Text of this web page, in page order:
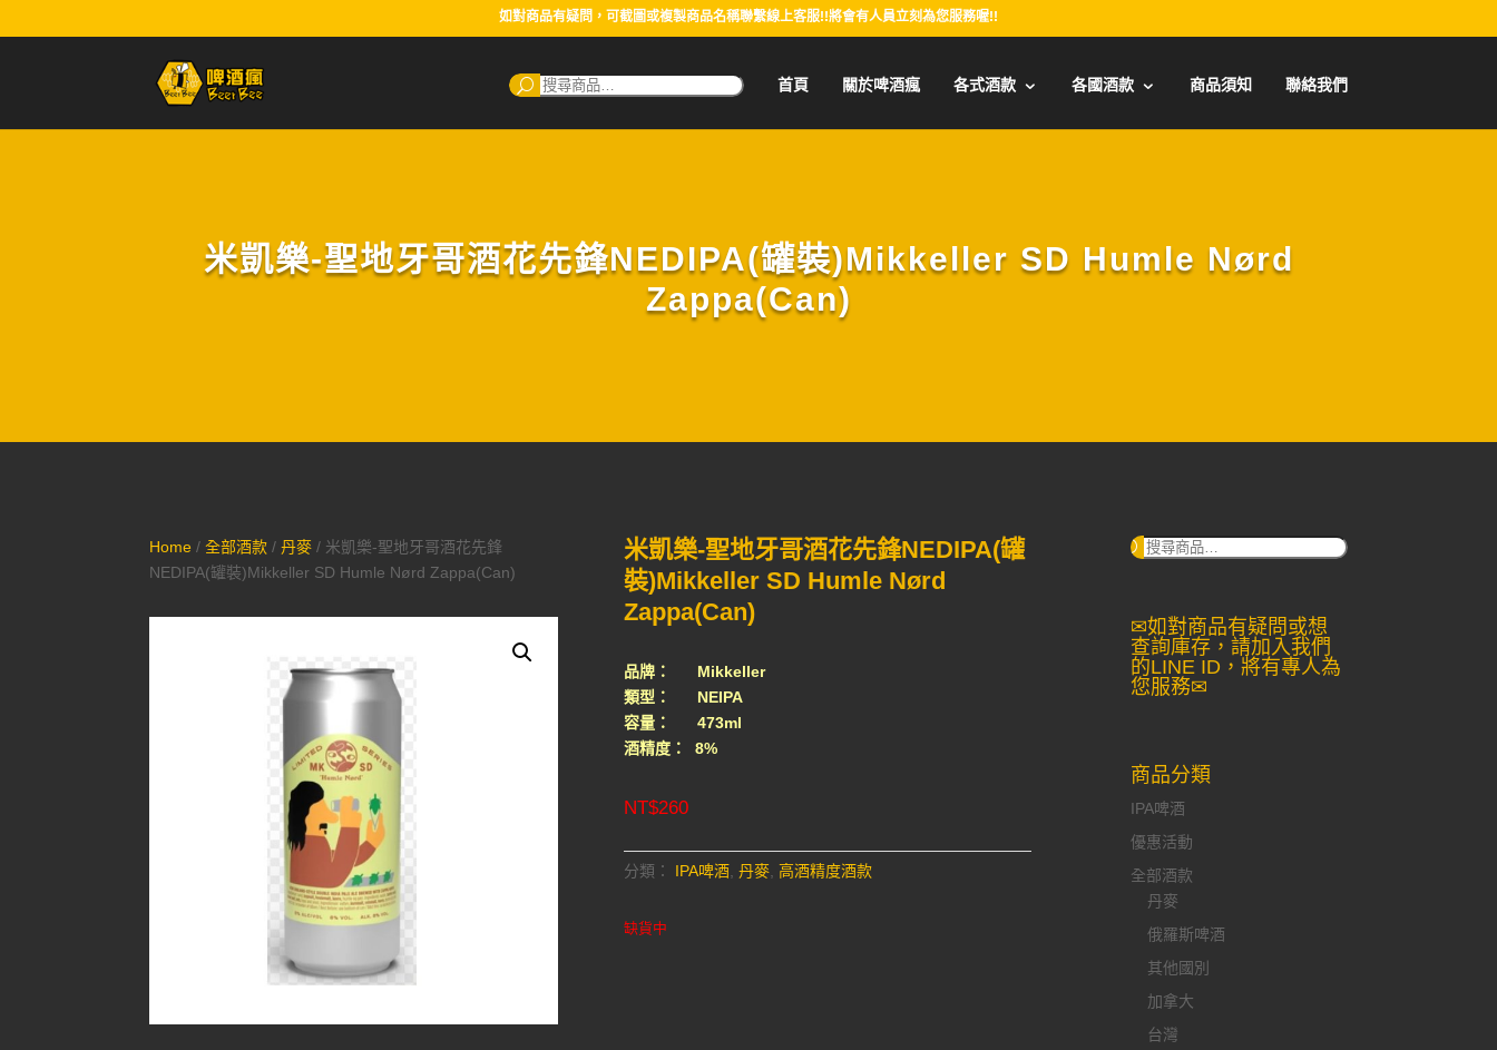
如對商品有疑問，可截圖或複製商品名稱聯繫線上客服!!將會有人員立刻為您服務喔!!
搜
尋：
首頁 關於啤酒瘋 各式酒款 各國酒款 商品須知 聯絡我們
米凱樂-聖地牙哥酒花先鋒NEDIPA(罐裝)Mikkeller SD Humle Nørd
Zappa(Can)
Home /全部酒款 /丹麥 / 米凱樂-聖地牙哥酒花先鋒
NEDIPA(罐裝)Mikkeller SD Humle Nørd Zappa(Can)
米凱樂-聖地牙哥酒花先鋒NEDIPA(罐
裝)Mikkeller SD Humle Nørd
Zappa(Can)
品牌： Mikkeller
類型： NEIPA
容量： 473ml
酒精度： 8%
NT$260
分類： IPA啤酒, 丹麥, 高酒精度酒款
缺貨中
搜
✉如對商品有疑問或想
查詢庫存，請加入我們
的LINE ID，將有專人為
您服務✉
商品分類
IPA啤酒
優惠活動
全部酒款
丹麥
俄羅斯啤酒
其他國別
加拿大
台灣